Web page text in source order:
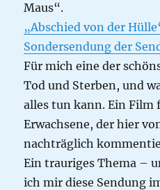
Maus“.
„Abschied von der
Sondersendung der
Für mich eine der
Tod und Sterben, und
alles tun kann. Ein Film
Erwachsene, der hier
nachträglich
Ein trauriges Thema –
ich mir diese Sendung